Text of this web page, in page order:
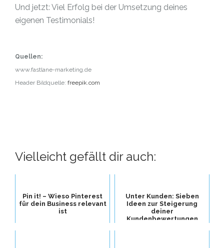
Und jetzt: Viel Erfolg bei der Umsetzung deines
eigenen Testimonials!
Quellen:
www.fastlane-marketing.de
Header Bildquelle: freepik.com
Vielleicht gefällt dir auch:
Pin it! – Wieso Pinterest
für dein Business relevant
ist
Unter Kunden: Sieben
Ideen zur Steigerung
deiner
Kundenbewertungen